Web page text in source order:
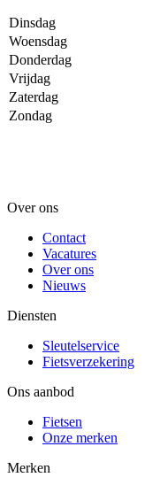
Dinsdag
Woensdag
Donderdag
Vrijdag
Zaterdag
Zondag
Over ons
Contact
Vacatures
Over ons
Nieuws
Diensten
Sleutelservice
Fietsverzekering
Ons aanbod
Fietsen
Onze merken
Merken